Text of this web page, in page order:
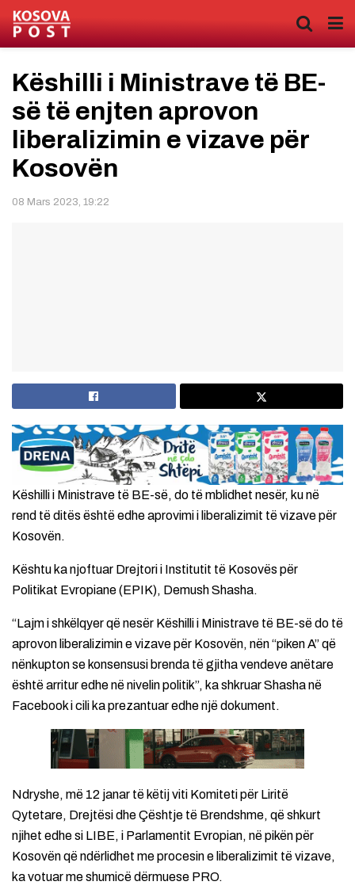
Këshilli i Ministrave të BE-
së të enjten aprovon
liberalizimin e vizave për
Kosovën
08 Mars 2023, 19:22
Këshilli i Ministrave të BE-së, do të mblidhet nesër, ku në
rend të ditës është edhe aprovimi i liberalizimit të vizave për
Kosovën.
Kështu ka njoftuar Drejtori i Institutit të Kosovës për
Politikat Evropiane (EPIK), Demush Shasha.
“Lajm i shkëlqyer që nesër Këshilli i Ministrave të BE-së do të
aprovon liberalizimin e vizave për Kosovën, nën “piken A” që
nënkupton se konsensusi brenda të gjitha vendeve anëtare
është arritur edhe në nivelin politik”, ka shkruar Shasha në
Facebook i cili ka prezantuar edhe një dokument.
Ndryshe, më 12 janar të këtij viti Komiteti për Liritë
Qytetare, Drejtësi dhe Çështje të Brendshme, që shkurt
njihet edhe si LIBE, i Parlamentit Evropian, në pikën për
Kosovën që ndërlidhet me procesin e liberalizimit të vizave,
ka votuar me shumicë dërmuese PRO.